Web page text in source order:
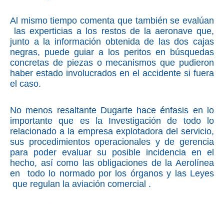
Al mismo tiempo comenta que también se evalúan
las experticias a los restos de la aeronave que,
junto a la información obtenida de las dos cajas
negras, puede guiar a los peritos en búsquedas
concretas de piezas o mecanismos que pudieron
haber estado involucrados en el accidente si fuera
el caso.
No menos resaltante Dugarte hace énfasis en lo
importante que es la Investigación de todo lo
relacionado a la empresa explotadora del servicio,
sus procedimientos operacionales y de gerencia
para poder evaluar su posible incidencia en el
hecho, así como las obligaciones de la Aerolínea
en todo lo normado por los órganos y las Leyes
que regulan la aviación comercial .